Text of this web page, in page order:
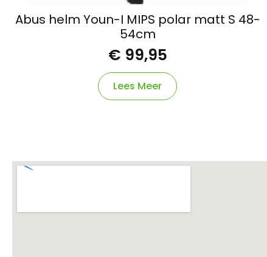
Abus helm Youn-I MIPS polar matt S 48-
54cm
€ 99,95
Lees Meer